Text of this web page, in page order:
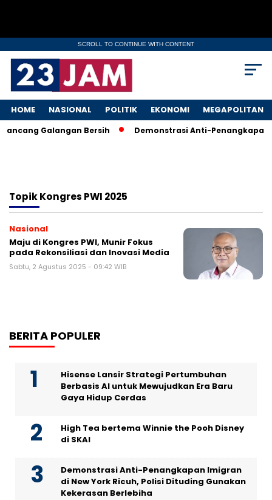
SCROLL TO CONTINUE WITH CONTENT
HOME NASIONAL POLITIK EKONOMI MEGAPOLITAN
Galangan Bersih Demonstrasi Anti-Penangkapan
TopikKongres PWI 2025
Nasional
Maju di Kongres PWI, Munir Fokus
pada Rekonsiliasi dan Inovasi Media
Sabtu, 2 Agustus 2025 - 09:42 WIB
BERITA POPULER
Hisense Lansir Strategi Pertumbuhan
Berbasis AI untuk Mewujudkan Era Baru
Gaya Hidup Cerdas
High Tea bertema Winnie the Pooh Disney
di SKAI
Demonstrasi Anti-Penangkapan Imigran
di New York Ricuh, Polisi Dituding Gunakan
Kekerasan Berlebiha